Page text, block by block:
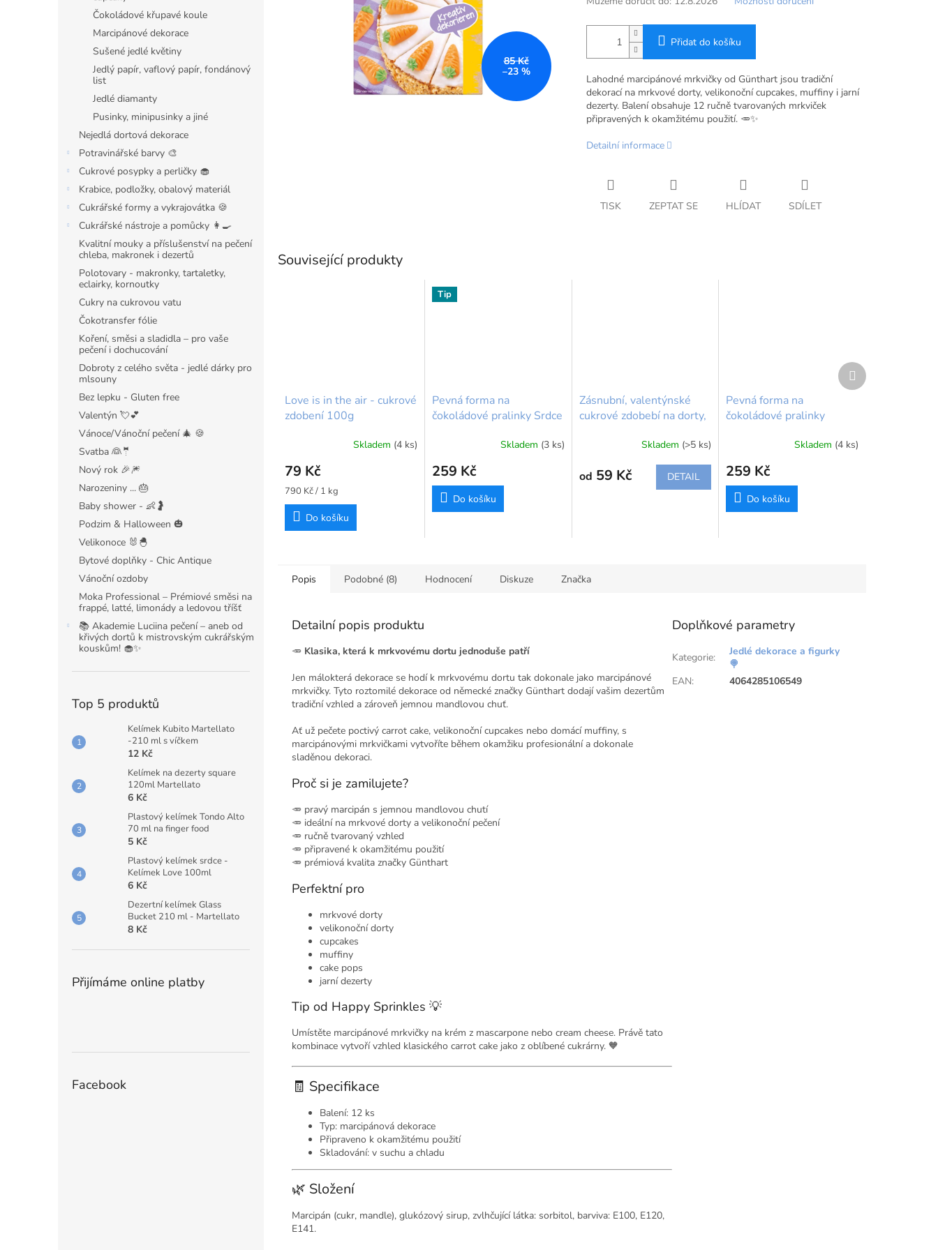
Čokoládové křupavé koule
Marcipánové dekorace
Sušené jedlé květiny
Jedlý papír, vaflový papír, fondánový
list
Jedlé diamanty
Pusinky, minipusinky a jiné
Nejedlá dortová dekorace
Potravinářské barvy 🎨
Cukrové posypky a perličky 🧁
Krabice, podložky, obalový materiál
Cukrářské formy a vykrajovátka 🍪
Cukrářské nástroje a pomůcky 👩‍🍳
Kvalitní mouky a příslušenství na pečení
chleba, makronek i dezertů
Polotovary - makronky, tartaletky,
eclairky, kornoutky
Cukry na cukrovou vatu
Čokotransfer fólie
Koření, směsi a sladidla – pro vaše
pečení i dochucování
Dobroty z celého světa - jedlé dárky pro
mlsouny
Bez lepku - Gluten free
Valentýn 💘💕
Vánoce/Vánoční pečení 🎄 🍪
Svatba 👰🤵
Nový rok 🎉🎆
Narozeniny ... 🎂
Baby shower - 👶🤰
Podzim & Halloween 🎃
Velikonoce 🐰🐣
Bytové doplňky - Chic Antique
Vánoční ozdoby
Moka Professional – Prémiové směsi na
frappé, latté, limonády a ledovou tříšť
📚 Akademie Luciina pečení – aneb od
křivých dortů k mistrovským cukrářským
kouskům! 🧁✨
Top 5 produktů
Kelímek Kubito Martellato
-210 ml s víčkem
12 Kč
Kelímek na dezerty square
120ml Martellato
6 Kč
Plastový kelímek Tondo Alto
70 ml na finger food
5 Kč
Plastový kelímek srdce -
Kelímek Love 100ml
6 Kč
Dezertní kelímek Glass
Bucket 210 ml - Martellato
8 Kč
Přijímáme online platby
Facebook
85 Kč
–23 %
Přidat do košíku
Lahodné marcipánové mrkvičky od Günthart jsou tradiční
dekorací na mrkvové dorty, velikonoční cupcakes, muffiny i jarní
dezerty. Balení obsahuje 12 ručně tvarovaných mrkviček
připravených k okamžitému použití. 🥕✨
Detailní informace
TISK ZEPTAT SE HLÍDAT SDÍLET
Související produkty
Love is in the air - cukrové
zdobení 100g
Skladem (4 ks)
79 Kč
Měrná
cena:
790 Kč / 1 kg
Do košíku
Tip
Pevná forma na
čokoládové pralinky Srdce
Skladem (3 ks)
259 Kč
Do košíku
Zásnubní, valentýnské
cukrové zdobebí na dorty,
produktu
Skladem (>5 ks)
od 59 Kč DETAIL
Pevná forma na
čokoládové pralinky
Skladem (4 ks)
259 Kč
Do košíku
Další
produkt
Popis Podobné (8) Hodnocení Diskuze Značka
Detailní popis produktu
🥕 Klasika, která k mrkvovému dortu jednoduše patří
Jen málokterá dekorace se hodí k mrkvovému dortu tak dokonale jako marcipánové
mrkvičky. Tyto roztomilé dekorace od německé značky Günthart dodají vašim dezertům
tradiční vzhled a zároveň jemnou mandlovou chuť.
Ať už pečete poctivý carrot cake, velikonoční cupcakes nebo domácí muffiny, s
marcipánovými mrkvičkami vytvoříte během okamžiku profesionální a dokonale
sladěnou dekoraci.
Proč si je zamilujete?
🥕 pravý marcipán s jemnou mandlovou chutí
🥕 ideální na mrkvové dorty a velikonoční pečení
🥕 ručně tvarovaný vzhled
🥕 připravené k okamžitému použití
🥕 prémiová kvalita značky Günthart
Perfektní pro
mrkvové dorty
velikonoční dorty
cupcakes
muffiny
cake pops
jarní dezerty
Tip od Happy Sprinkles 💡
Umístěte marcipánové mrkvičky na krém z mascarpone nebo cream cheese. Právě tato
kombinace vytvoří vzhled klasického carrot cake jako z oblíbené cukrárny. 🧡
🧾 Specifikace
Balení: 12 ks
Typ: marcipánová dekorace
Připraveno k okamžitému použití
Skladování: v suchu a chladu
🌿 Složení
Marcipán (cukr, mandle), glukózový sirup, zvlhčující látka: sorbitol, barviva: E100, E120,
E141.
Doplňkové parametry
Kategorie:
Jedlé dekorace a figurky
🍭
EAN: 4064285106549